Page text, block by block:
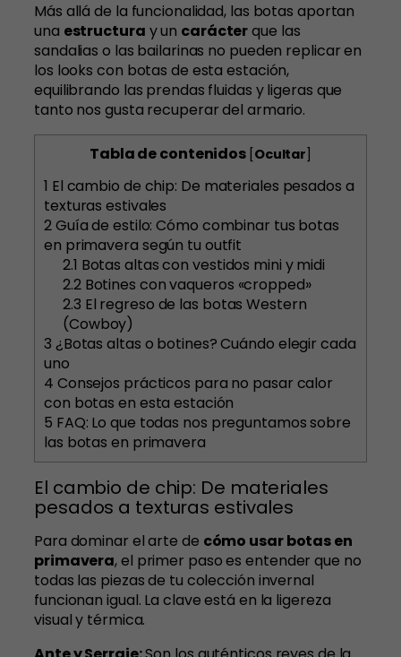
Más allá de la funcionalidad, las botas aportan
una estructura y un carácterque las
sandalias o las bailarinas no pueden replicar en
los looks con botas de esta estación,
equilibrando las prendas fluidas y ligeras que
tanto nos gusta recuperar del armario.
Tabla de contenidos Ocultar
1 El cambio de chip: De materiales pesados a
texturas estivales
2Guía de estilo: Cómo combinar tus botas
en primavera según tu outfit
2.1 Botas altas con vestidos mini y midi
2.2Botines con vaqueros «cropped»
2.3 El regreso de las botas Western
(Cowboy)
3 ¿Botas altas o botines? Cuándo elegir cada
uno
4 Consejos prácticos para no pasar calor
con botas en esta estación
5 FAQ: Lo que todas nos preguntamos sobre
las botas en primavera
El cambio de chip: De materiales
pesados a texturas estivales
Para dominar el arte de cómo usar botas en
primavera, el primer paso es entender que no
todas las piezas de tu colección invernal
funcionan igual. La clave está en la ligereza
visual y térmica.